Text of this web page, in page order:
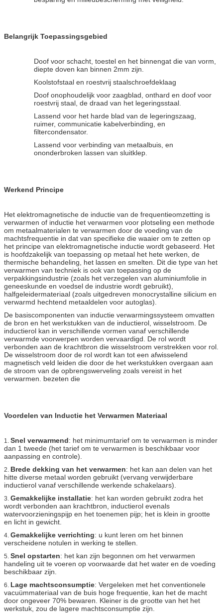
Belangrijk Toepassingsgebied
Doof voor schacht, toestel en het binnengat die van vorm,
diepte doven kan binnen 2mm zijn.
Koolstofstaal en roestvrij staalschroefdeklaag
Doof onophoudelijk voor zaagblad, onthard en doof voor
roestvrij staal, de draad van het legeringsstaal.
Lassend voor het harde blad van de legeringszaag,
ruimer, communicatie kabelverbinding, en
filtercondensator.
Lassend voor verbinding van metaalbuis, en
ononderbroken lassen van sluitklep.
Werkend Principe
Het elektromagnetische de inductie van de frequentieomzetting is
verwarmen of inductie het verwarmen voor plotseling een methode
om metaalmaterialen te verwarmen door de voeding van de
machtsfrequentie in dat van specifieke die waaier om te zetten op
het principe van elektromagnetische inductie wordt gebaseerd. Het
is hoofdzakelijk van toepassing op metaal het hete werken, de
thermische behandeling, het lassen en smelten. Dit die type van het
verwarmen van techniek is ook van toepassing op de
verpakkingsindustrie (zoals het verzegelen van aluminiumfolie in
geneeskunde en voedsel de industrie wordt gebruikt),
halfgeleidermateriaal (zoals uitgedreven monocrystalline silicium en
verwarmd hechtend metaaldelen voor autoglas).
De basiscomponenten van inductie verwarmingssysteem omvatten
de bron en het werkstukken van de inductierol, wisselstroom. De
inductierol kan in verschillende vormen vanaf verschillende
verwarmde voorwerpen worden vervaardigd. De rol wordt
verbonden aan de krachtbron die wisselstroom verstrekken voor rol.
De wisselstroom door de rol wordt kan tot een afwisselend
magnetisch veld leiden die door de het werkstukken overgaan aan
de stroom van de opbrengswerveling zoals vereist in het
verwarmen. bezeten die
Voordelen van Inductie het Verwarmen Materiaal
1. Snel verwarmend: het minimumtarief om te verwarmen is minder
dan 1 tweede (het tarief om te verwarmen is beschikbaar voor
aanpassing en controle).
2. Brede dekking van het verwarmen: het kan aan delen van het
hitte diverse metaal worden gebruikt (vervang verwijderbare
inductierol vanaf verschillende werkende schakelaars).
3. Gemakkelijke installatie: het kan worden gebruikt zodra het
wordt verbonden aan krachtbron, inductierol evenals
watervoorzieningspijp en het toenemen pijp; het is klein in grootte
en licht in gewicht.
4. Gemakkelijke verrichting: u kunt leren om het binnen
verscheidene notulen in werking te stellen.
5. Snel opstarten: het kan zijn begonnen om het verwarmen
handeling uit te voeren op voorwaarde dat het water en de voeding
beschikbaar zijn.
6. Lage machtsconsumptie: Vergeleken met het conventionele
vacuümmateriaal van de buis hoge frequentie, kan het de macht
door ongeveer 70% bewaren. Kleiner is de grootte van het het
werkstuk, zou de lagere machtsconsumptie zijn.